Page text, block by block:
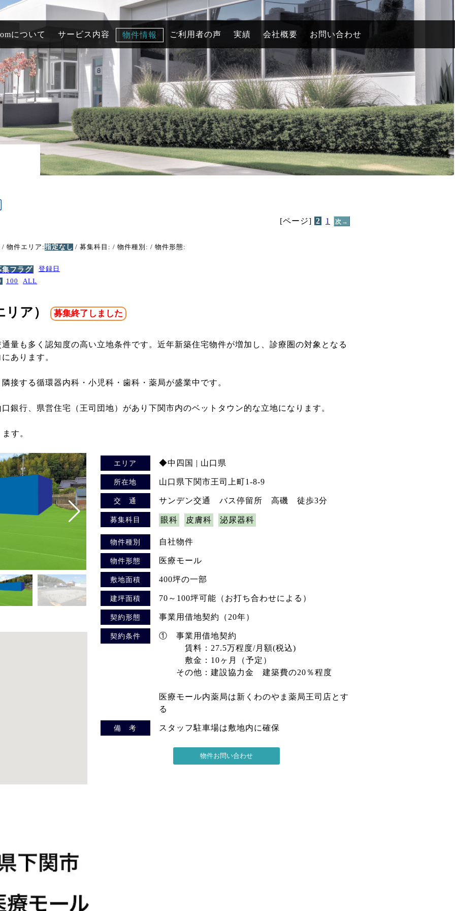
について サービス内容 物件情報 ご利用者の声 実績 会社概要 お問い合わせ
[ページ] 2 1 次→
/ 物件エリア:指定なし / 募集科目: / 物件種別: / 物件形態:
フラグ
登録日
100 ALL
リア） 募集終了しました
量も多く認知度の高い立地条件です。近年新築住宅物件が増加し、診療圏の対象となる
あります。
接する循環器内科・小児科・歯科・薬局が盛業中です。
銀行、県営住宅（王司団地）があり下関市内のベットタウン的な立地になります。
す。
エリア ◆中四国 | 山口県
所在地 山口県下関市王司上町1-8-9
交 通 サンデン交通 バス停留所 高磯 徒歩3分
募集科目 眼科 皮膚科 泌尿器科
物件種別 自社物件
物件形態 医療モール
敷地面積 400坪の一部
建坪面積 70～100坪可能（お打ち合わせによる）
契約形態 事業用借地契約（20年）
契約条件
① 事業用借地契約
賃料：27.5万程度/月額(税込)
敷金：10ヶ月（予定）
その他：建設協力金 建築費の20％程度
医療モール内薬局は新くわのやま薬局王司店とす
る
備 考 スタッフ駐車場は敷地内に確保